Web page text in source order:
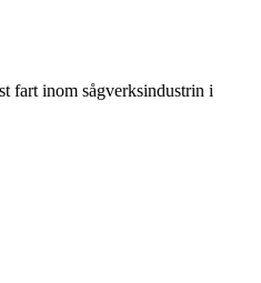
fart inom sågverksindustrin i